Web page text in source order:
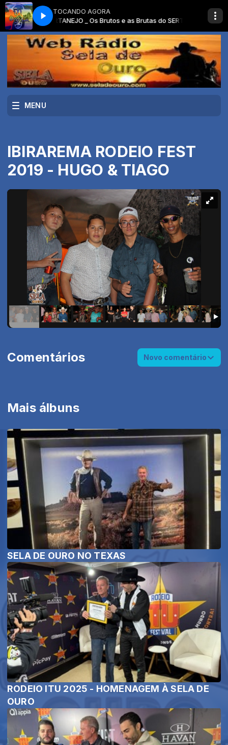
TOCANDO AGORA
SERTANEJO _ Os Brutos e as Brutas do SERTANEJO REMIX _
MENU
IBIRAREMA RODEIO FEST
2019 - HUGO & TIAGO
Mais álbuns
SELA DE OURO NO TEXAS
RODEIO ITU 2025 - HOMENAGEM À SELA DE
OURO
Comentários Novo comentário